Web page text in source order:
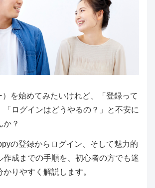
）を始めてみたいけれど、「登録って
「ログインはどうやるの？」と不安に
か？
の登録からログイン、そして魅力的
作成までの手順を、初心者の方でも迷
りやすく解説します。